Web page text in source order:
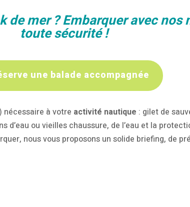
de mer ? Embarquer avec
toute sécurité !
une balade accompagnée
à votre activité nautique : gilet de
ou vieilles chaussure, de l’eau et la
nous vous proposons un solide briefing, de